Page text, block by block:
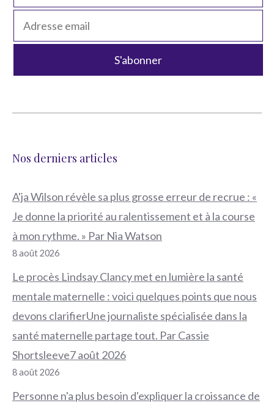
Nos derniers articles
A'ja Wilson révèle sa plus grosse erreur de recrue : «
Je donne la priorité au ralentissement et à la course
à mon rythme. » Par Nia Watson
8 août 2026
Le procès Lindsay Clancy met en lumière la santé
mentale maternelle : voici quelques points que nous
devons clarifierUne journaliste spécialisée dans la
santé maternelle partage tout. Par Cassie
Shortsleeve7 août 2026
8 août 2026
Personne n'a plus besoin d'expliquer la croissance de